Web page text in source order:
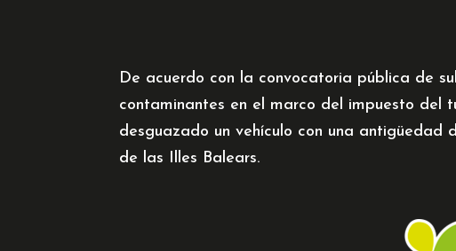
De acuerdo con la convocatoria pública de
contaminantes en el marco del impuesto del
desguazado un vehículo con una
de las Illes Balears.